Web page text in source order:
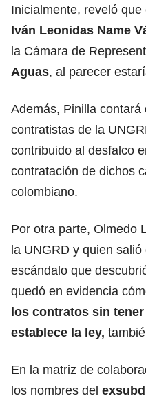
Inicialmente, reveló
Iván Leonidas Name
la Cámara de
Aguas, al parecer
Además, Pinilla contará
contratistas de la
contribuido al desfalco
contratación de dichos
colombiano.
Por otra parte, Olmedo
la UNGRD y quien
escándalo que
quedó en evidencia
los contratos sin
establece la ley,
En la matriz de
los nombres del